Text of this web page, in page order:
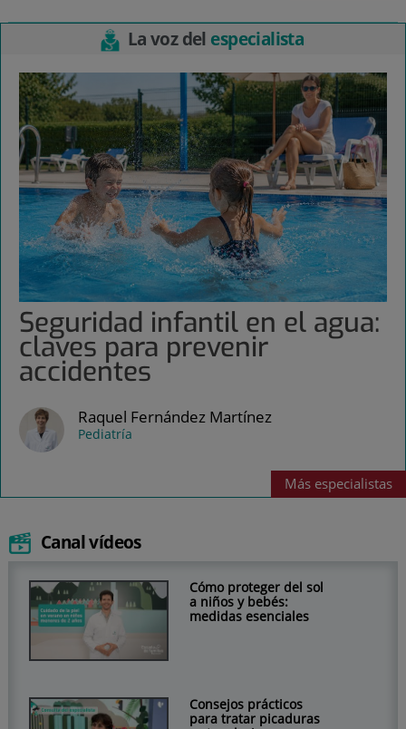
La voz del especialista
Seguridad infantil en el agua:
claves para prevenir
accidentes
Raquel Fernández Martínez
Pediatría
Más especialistas
Canal vídeos
Cómo proteger del sol
a niños y bebés:
medidas esenciales
Consejos prácticos
para tratar picaduras